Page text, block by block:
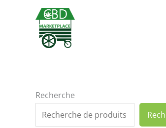
Recherche